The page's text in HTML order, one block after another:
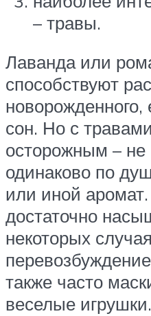
– травы.
Лаванда или
способствуют
новорожденного,
сон. Но с
осторожным –
одинаково по
или иной
достаточно
некоторых
также часто
веселые игрушки.